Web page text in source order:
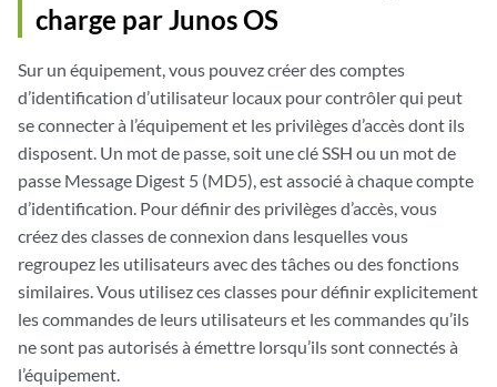
charge par Junos OS
Sur un équipement, vous pouvez créer des comptes
d’identification d’utilisateur locaux pour contrôler qui peut
se connecter à l’équipement et les privilèges d’accès dont ils
disposent. Un mot de passe, soit une clé SSH ou un mot de
passe Message Digest 5 (MD5), est associé à chaque compte
d’identification. Pour définir des privilèges d’accès, vous
créez des classes de connexion dans lesquelles vous
regroupez les utilisateurs avec des tâches ou des fonctions
similaires. Vous utilisez ces classes pour définir explicitement
les commandes de leurs utilisateurs et les commandes qu’ils
ne sont pas autorisés à émettre lorsqu’ils sont connectés à
l’équipement.